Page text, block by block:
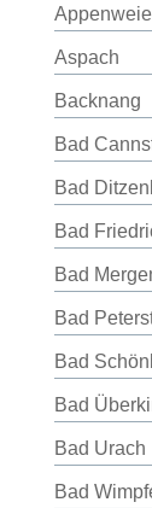
Aspach
Backnang
Bad
Bad
Bad
Bad
Bad
Bad
Bad
Bad Urach
Bad